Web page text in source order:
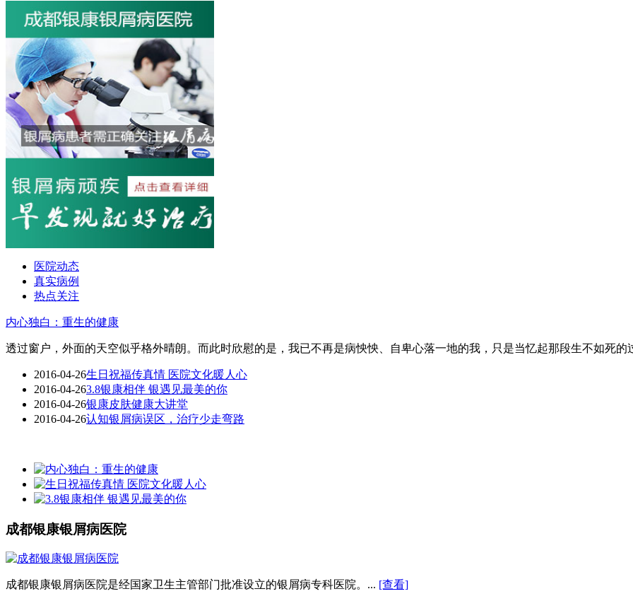
医院动态
真实病例
热点关注
内心独白：重生的健康
透过窗户，外面的天空似乎格外晴朗。而此时欣慰的是，我已不再是病怏怏、自卑心落一地的我，只是当忆起那段生不如死的
2016-04-26生日祝福传真情 医院文化暖人心
2016-04-263.8银康相伴 银遇见最美的你
2016-04-26银康皮肤健康大讲堂
2016-04-26认知银屑病误区，治疗少走弯路
成都银康银屑病医院
成都银康银屑病医院是经国家卫生主管部门批准设立的银屑病专科医院。... [查看]